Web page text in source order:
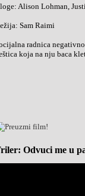
Alison Lohman,
Sam Raimi
radnica
koja na nju baca
Odvuci me u